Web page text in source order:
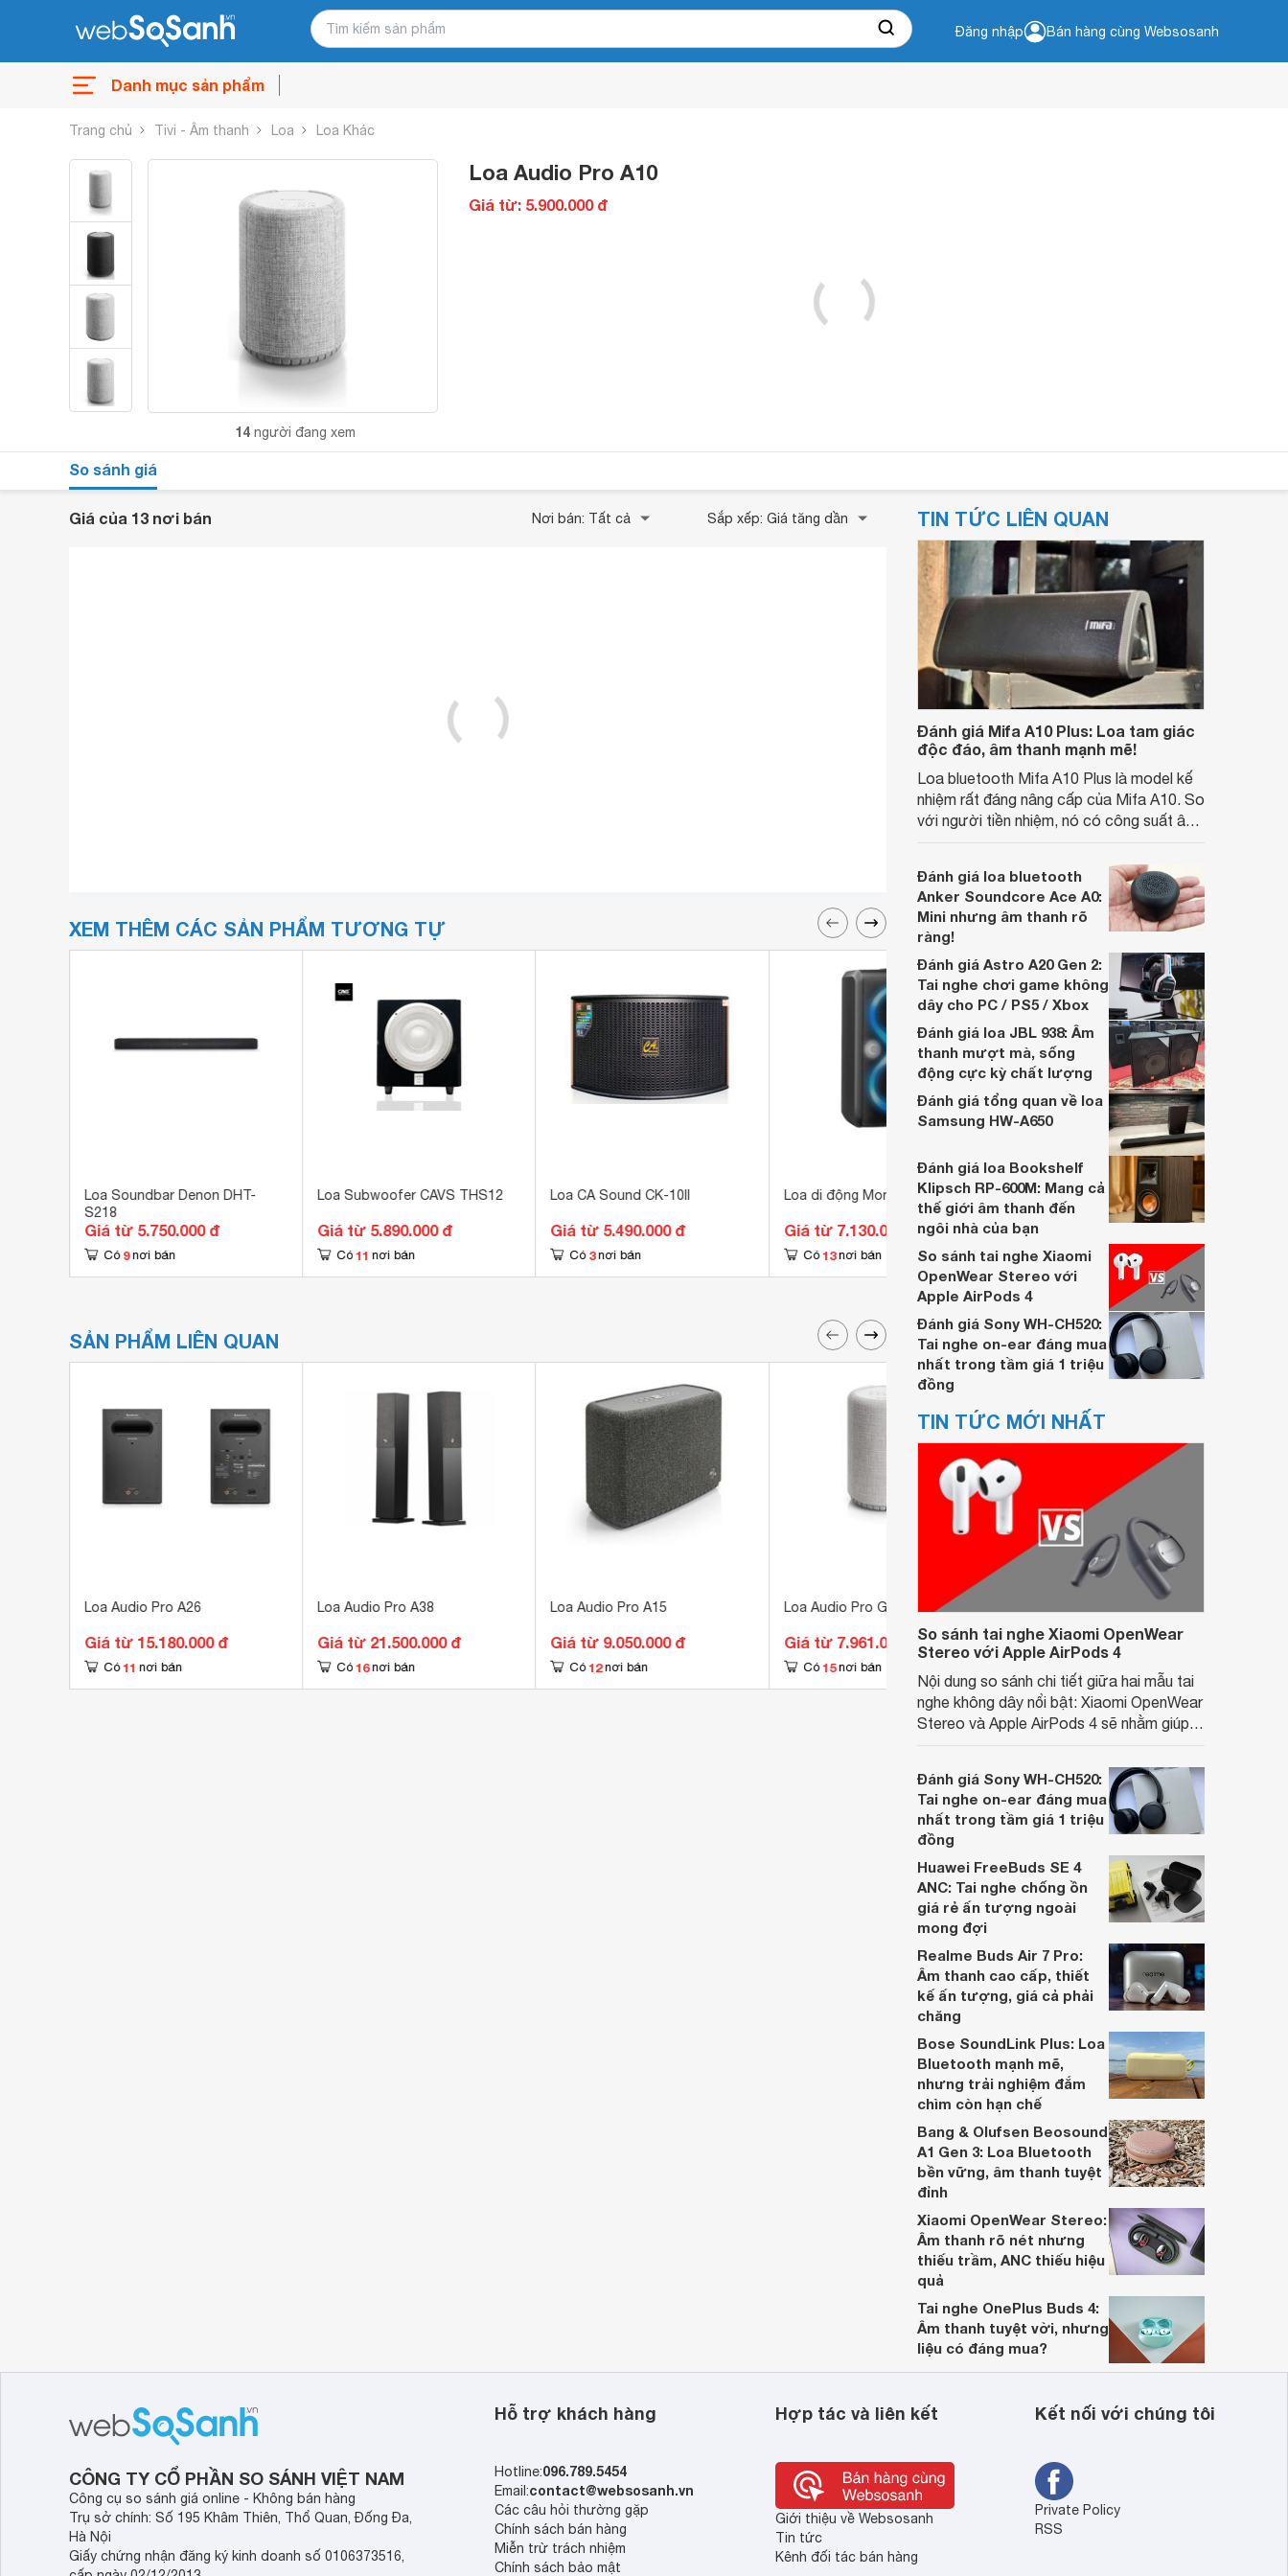
Đăng nhập Bán hàng cùng Websosanh
Danh mục sản phẩm
Trang chủ Tivi - Âm thanh Loa Loa Khác
14 người đang xem
Loa Audio Pro A10
Giá từ: 5.900.000 đ
So sánh giá
Giá của 13 nơi bán Nơi bán: Tất cả Sắp xếp: Giá tăng dần
XEM THÊM CÁC SẢN PHẨM TƯƠNG TỰ
Loa Soundbar Denon DHT-
S218
Giá từ 5.750.000 đ
Có 9 nơi bán
Loa Subwoofer CAVS THS12
Giá từ 5.890.000 đ
Có 11 nơi bán
Loa CA Sound CK-10II
Giá từ 5.490.000 đ
Có 3 nơi bán
Loa di động Monster Cycle Plus
Giá từ 7.130.000 đ
Có 13 nơi bán
Loa Bluetooth Gravastar Mars
Pro - War Damaged
Giá từ 5.489.000 đ
Có 12 nơi bán
SẢN PHẨM LIÊN QUAN
Loa Audio Pro A26
Giá từ 15.180.000 đ
Có 11 nơi bán
Loa Audio Pro A38
Giá từ 21.500.000 đ
Có 16 nơi bán
Loa Audio Pro A15
Giá từ 9.050.000 đ
Có 12 nơi bán
Loa Audio Pro G10
Giá từ 7.961.000 đ
Có 15 nơi bán
Giá từ 25.190.000 đ
TIN TỨC LIÊN QUAN
Đánh giá Mifa A10 Plus: Loa tam giác
độc đáo, âm thanh mạnh mẽ!
Loa bluetooth Mifa A10 Plus là model kế
nhiệm rất đáng nâng cấp của Mifa A10. So
với người tiền nhiệm, nó có công suất âm
Đánh giá loa bluetooth
Anker Soundcore Ace A0:
Mini nhưng âm thanh rõ
ràng!
Đánh giá Astro A20 Gen 2:
Tai nghe chơi game không
dây cho PC / PS5 / Xbox
Đánh giá loa JBL 938: Âm
thanh mượt mà, sống
động cực kỳ chất lượng
Đánh giá tổng quan về loa
Samsung HW-A650
Đánh giá loa Bookshelf
Klipsch RP-600M: Mang cả
thế giới âm thanh đến
ngôi nhà của bạn
So sánh tai nghe Xiaomi
OpenWear Stereo với
Apple AirPods 4
Đánh giá Sony WH-CH520:
Tai nghe on-ear đáng mua
nhất trong tầm giá 1 triệu
đồng
TIN TỨC MỚI NHẤT
So sánh tai nghe Xiaomi OpenWear
Stereo với Apple AirPods 4
Nội dung so sánh chi tiết giữa hai mẫu tai
nghe không dây nổi bật: Xiaomi OpenWear
Stereo và Apple AirPods 4 sẽ nhằm giúp
dựa trên nhu cầu và sở thích cá nhân. Cả
hai đều là sản phẩm chất lượng cao,
nhưng hướng tới đối tượng khách hàng
khác nhau.
Đánh giá Sony WH-CH520:
Tai nghe on-ear đáng mua
nhất trong tầm giá 1 triệu
đồng
Huawei FreeBuds SE 4
ANC: Tai nghe chống ồn
giá rẻ ấn tượng ngoài
mong đợi
Realme Buds Air 7 Pro:
Âm thanh cao cấp, thiết
kế ấn tượng, giá cả phải
chăng
Bose SoundLink Plus: Loa
Bluetooth mạnh mẽ,
nhưng trải nghiệm đắm
chìm còn hạn chế
Bang & Olufsen Beosound
A1 Gen 3: Loa Bluetooth
bền vững, âm thanh tuyệt
đỉnh
Xiaomi OpenWear Stereo:
Âm thanh rõ nét nhưng
thiếu trầm, ANC thiếu hiệu
quả
Tai nghe OnePlus Buds 4:
Âm thanh tuyệt vời, nhưng
liệu có đáng mua?
CÔNG TY CỔ PHẦN SO SÁNH VIỆT NAM
Công cụ so sánh giá online - Không bán hàng
Trụ sở chính: Số 195 Khâm Thiên, Thổ Quan, Đống Đa,
Hà Nội
Giấy chứng nhận đăng ký kinh doanh số 0106373516,
Hỗ trợ khách hàng
Hotline:096.789.5454
Email:contact@websosanh.vn
Các câu hỏi thường gặp
Chính sách bán hàng
Miễn trừ trách nhiệm
Chính sách bảo mật
Hợp tác và liên kết
Giới thiệu về Websosanh
Tin tức
Kênh đối tác bán hàng
Kết nối với chúng tôi
Private Policy
RSS